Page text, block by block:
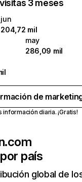
3 meses
jun
204,72 mil
may
286,09 mil
de
información diaria. ¡Gratis!
país
global de